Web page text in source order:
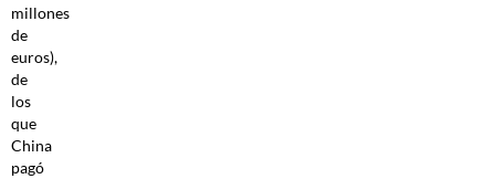
millones
de
euros),
de
los
que
China
pagó